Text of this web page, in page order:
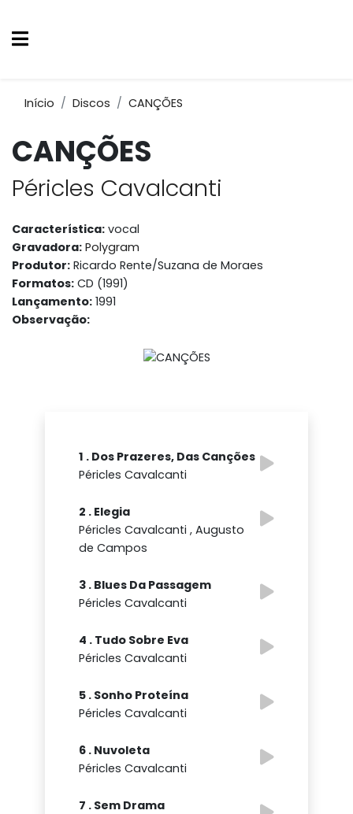
Início Discos CANÇÕES
CANÇÕES
Péricles Cavalcanti
Característica: vocal
Gravadora: Polygram
Produtor: Ricardo Rente/Suzana de Moraes
Formatos: CD (1991)
Lançamento: 1991
Observação:
1 . Dos Prazeres, Das Canções
Péricles Cavalcanti
2 . Elegia
Péricles Cavalcanti , Augusto
de Campos
3 . Blues Da Passagem
Péricles Cavalcanti
4 . Tudo Sobre Eva
Péricles Cavalcanti
5 . Sonho Proteína
Péricles Cavalcanti
6 . Nuvoleta
Péricles Cavalcanti
7 . Sem Drama